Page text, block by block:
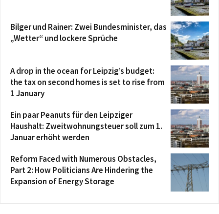
Bilger und Rainer: Zwei Bundesminister, das
„Wetter“ und lockere Sprüche
A drop in the ocean for Leipzig’s budget:
the tax on second homes is set to rise from
1 January
Ein paar Peanuts für den Leipziger
Haushalt: Zweitwohnungsteuer soll zum 1.
Januar erhöht werden
Reform Faced with Numerous Obstacles,
Part 2: How Politicians Are Hindering the
Expansion of Energy Storage